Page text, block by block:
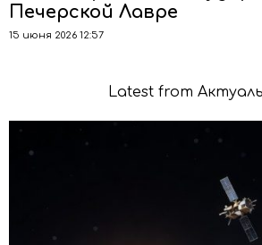
Печерской Лавре
15 июня 2026 12:57
Latest from